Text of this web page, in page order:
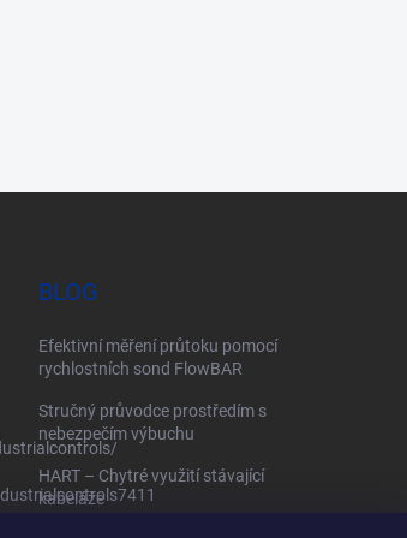
BLOG
Efektivní měření průtoku pomocí
rychlostních sond FlowBAR
Stručný průvodce prostředím s
nebezpečím výbuchu
HART – Chytré využití stávající
kabeláže